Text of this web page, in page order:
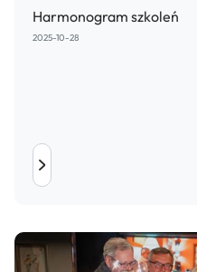
Harmonogram szkoleń
2025-10-28